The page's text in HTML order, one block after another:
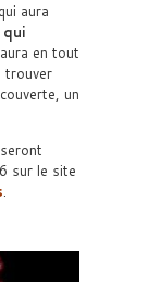
aura
qui
en tout
trouver
un
sur le site
.